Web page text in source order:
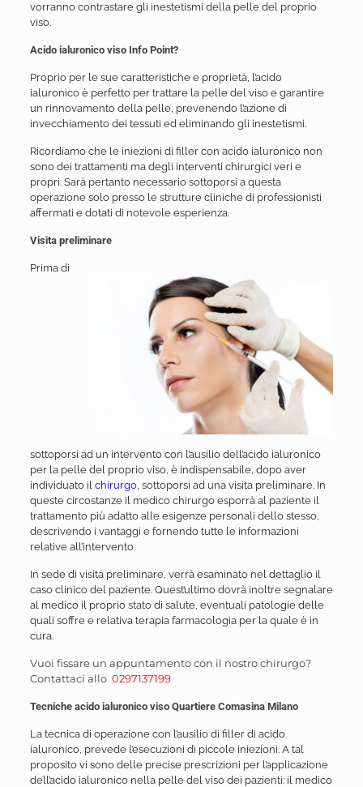
vorranno contrastare gli inestetismi della pelle del proprio
viso.
Acido ialuronico viso Info Point?
Proprio per le sue caratteristiche e proprietà, l’acido
ialuronico è perfetto per trattare la pelle del viso e garantire
un rinnovamento della pelle, prevenendo l’azione di
invecchiamento dei tessuti ed eliminando gli inestetismi.
Ricordiamo che le iniezioni di filler con acido ialuronico non
sono dei trattamenti ma degli interventi chirurgici veri e
propri. Sarà pertanto necessario sottoporsi a questa
operazione solo presso le strutture cliniche di professionisti
affermati e dotati di notevole esperienza.
Visita preliminare
Prima di
sottoporsi ad un intervento con l’ausilio dell’acido ialuronico
per la pelle del proprio viso, è indispensabile, dopo aver
individuato il chirurgo, sottoporsi ad una visita preliminare. In
queste circostanze il medico chirurgo esporrà al paziente il
trattamento più adatto alle esigenze personali dello stesso,
descrivendo i vantaggi e fornendo tutte le informazioni
relative all’intervento.
In sede di visita preliminare, verrà esaminato nel dettaglio il
caso clinico del paziente. Quest’ultimo dovrà inoltre segnalare
al medico il proprio stato di salute, eventuali patologie delle
quali soffre e relativa terapia farmacologia per la quale è in
cura.
Vuoi fissare un appuntamento con il nostro chirurgo?
Contattaci allo 0297137199
Tecniche acido ialuronico viso Quartiere Comasina Milano
La tecnica di operazione con l’ausilio di filler di acido
ialuronico, prevede l’esecuzioni di piccole iniezioni. A tal
proposito vi sono delle precise prescrizioni per l’applicazione
dell’acido ialuronico nella pelle del viso dei pazienti: il medico